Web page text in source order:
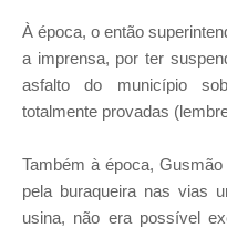
À época, o então
a imprensa, por ter
asfalto do município
totalmente provadas
Também à época,
pela buraqueira nas vias
usina, não era possível